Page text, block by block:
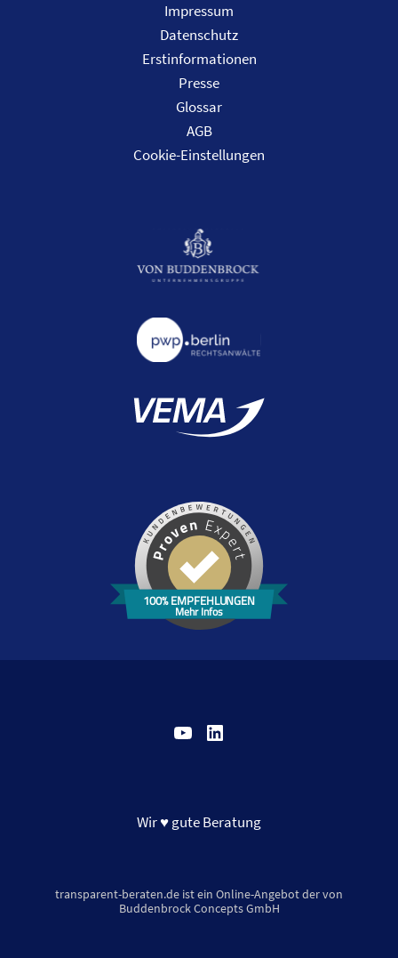
Impressum
Datenschutz
Erstinformationen
Presse
Glossar
AGB
Cookie-Einstellungen
100% EMPFEHLUNGEN
Mehr Infos
YouTube LinkedIn
Wir ♥ gute Beratung
transparent-beraten.de ist ein Online-Angebot der von
Buddenbrock Concepts GmbH